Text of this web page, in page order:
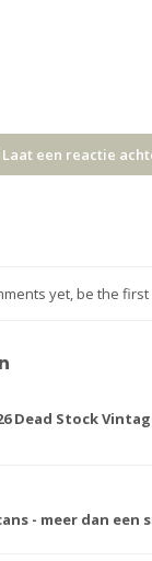
een reactie
yet, be the
Dead Stock
- meer dan een